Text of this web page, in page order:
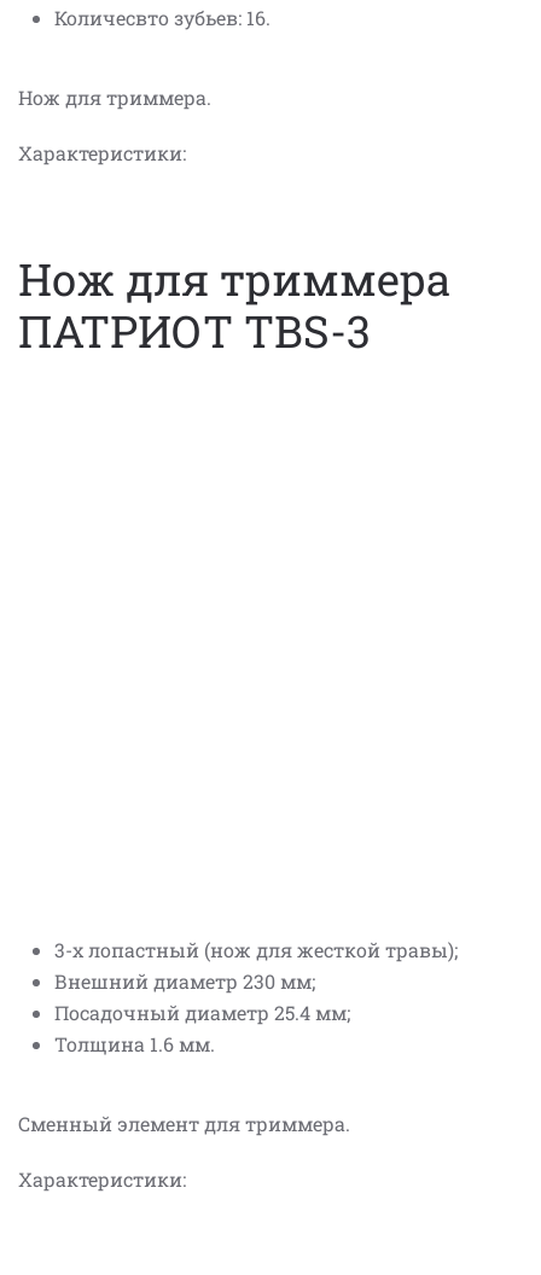
Количесвто зубьев: 16.
Нож для триммера.
Характеристики:
Нож для триммера
ПАТРИОТ TBS-3
3-х лопастный (нож для жесткой травы);
Внешний диаметр 230 мм;
Посадочный диаметр 25.4 мм;
Толщина 1.6 мм.
Сменный элемент для триммера.
Характеристики: